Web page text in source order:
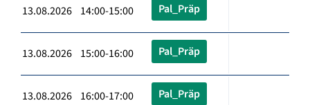
13.08.2026 14:00-15:00 Pal_Präp
13.08.2026 15:00-16:00 Pal_Präp
13.08.2026 16:00-17:00 Pal_Präp